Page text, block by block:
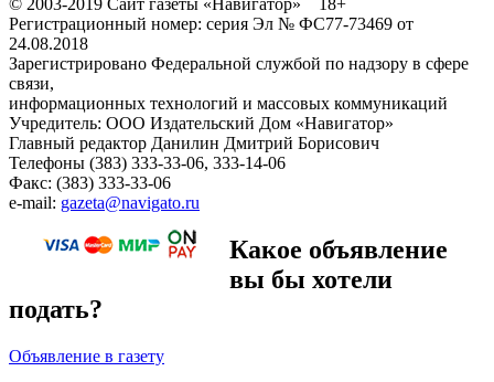
© 2003-2019 Сайт газеты «Навигатор» 18+
Регистрационный номер: серия Эл № ФС77-73469 от
24.08.2018
Зарегистрировано Федеральной службой по надзору в сфере
связи,
информационных технологий и массовых коммуникаций
Учредитель: ООО Издательский Дом «Навигатор»
Главный редактор Данилин Дмитрий Борисович
Телефоны (383) 333-33-06, 333-14-06
Факс: (383) 333-33-06
e-mail: gazeta@navigato.ru
Какое объявление
вы бы хотели
подать?
Объявление в газету